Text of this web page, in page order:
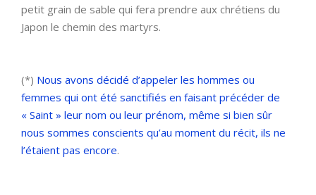
petit grain de sable qui fera prendre aux chrétiens du
Japon le chemin des martyrs.
(*) Nous avons décidé d’appeler les hommes ou
femmes qui ont été sanctifiés en faisant précéder de
« Saint » leur nom ou leur prénom, même si bien sûr
nous sommes conscients qu’au moment du récit, ils ne
l’étaient pas encore.